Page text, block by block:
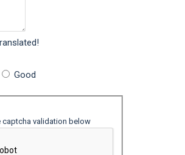
Good
captcha validation below